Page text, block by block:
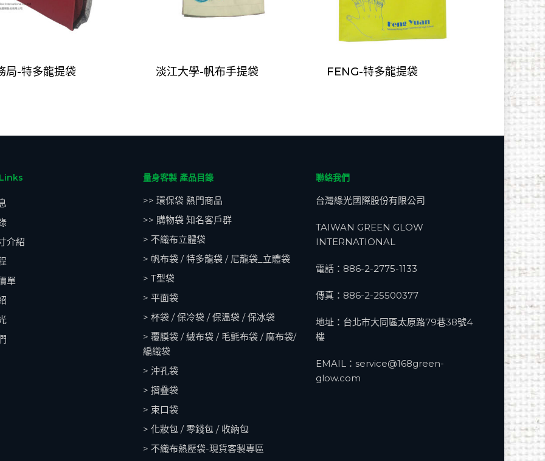
局-特多龍提袋 淡江大學-帆布手提袋 FENG-特多龍提袋
介紹
單
量身客製 產品目錄
>> 環保袋 熱門商品
>> 購物袋 知名客戶群
> 不織布立體袋
> 帆布袋 / 特多龍袋 / 尼龍袋_立體袋
> T型袋
> 平面袋
> 杯袋 / 保冷袋 / 保溫袋 / 保冰袋
> 覆膜袋 / 絨布袋 / 毛氈布袋 / 麻布袋/
編織袋
> 沖孔袋
> 摺疊袋
> 束口袋
> 化妝包 / 零錢包 / 收納包
> 不織布熱壓袋-現貨客製專區
聯絡我們
台灣綠光國際股份有限公司
TAIWAN GREEN GLOW
INTERNATIONAL
電話： 886-2-2775-1133
傳真：886-2-25500377
地址：台北市大同區太原路79巷38號4
樓
EMAIL： service@168green-
glow.com